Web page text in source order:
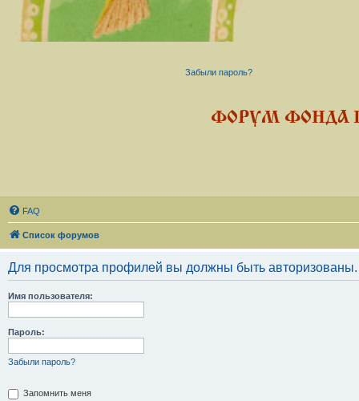
Забыли пароль?
ФОРУМ ФОНДА
FAQ
Список форумов
Для просмотра профилей вы должны быть авторизованы.
Имя пользователя:
Пароль:
Забыли пароль?
Запомнить меня